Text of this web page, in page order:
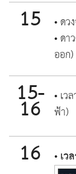
15
• ด
• ด
ออก)
15-
16
• เว
ฟ้า)
16 • เ